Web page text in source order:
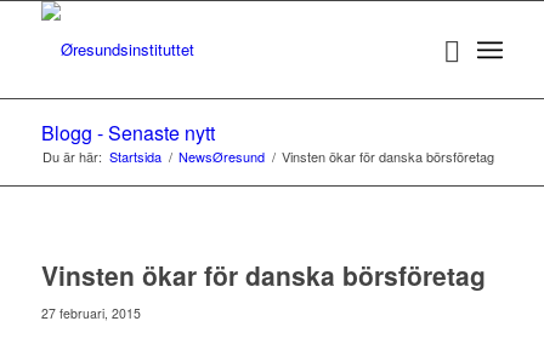
Blogg - Senaste nytt
Du är här: Startsida / NewsØresund / Vinsten ökar för danska börsföretag
Vinsten ökar för danska börsföretag
27 februari, 2015